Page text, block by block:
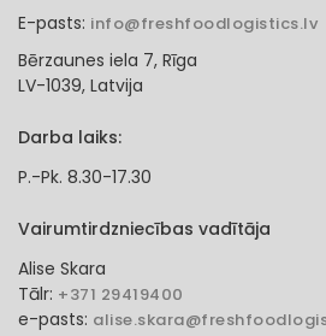
E-pasts: info@freshfoodlogistics.lv
Bērzaunes iela 7, Rīga
LV-1039, Latvija
Darba laiks:
P.-Pk. 8.30-17.30
Vairumtirdzniecības vadītāja
Alise Skara
Tālr: +371 29419400
e-pasts: